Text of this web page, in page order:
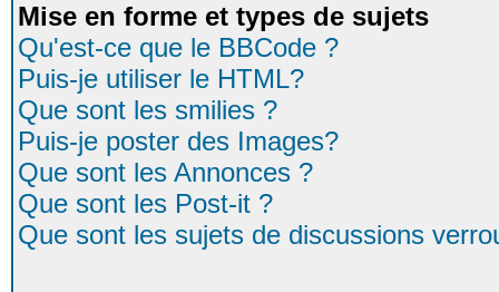
Mise en forme et types de sujets
Qu'est-ce que le BBCode ?
Puis-je utiliser le HTML?
Que sont les smilies ?
Puis-je poster des Images?
Que sont les Annonces ?
Que sont les Post-it ?
Que sont les sujets de discussions